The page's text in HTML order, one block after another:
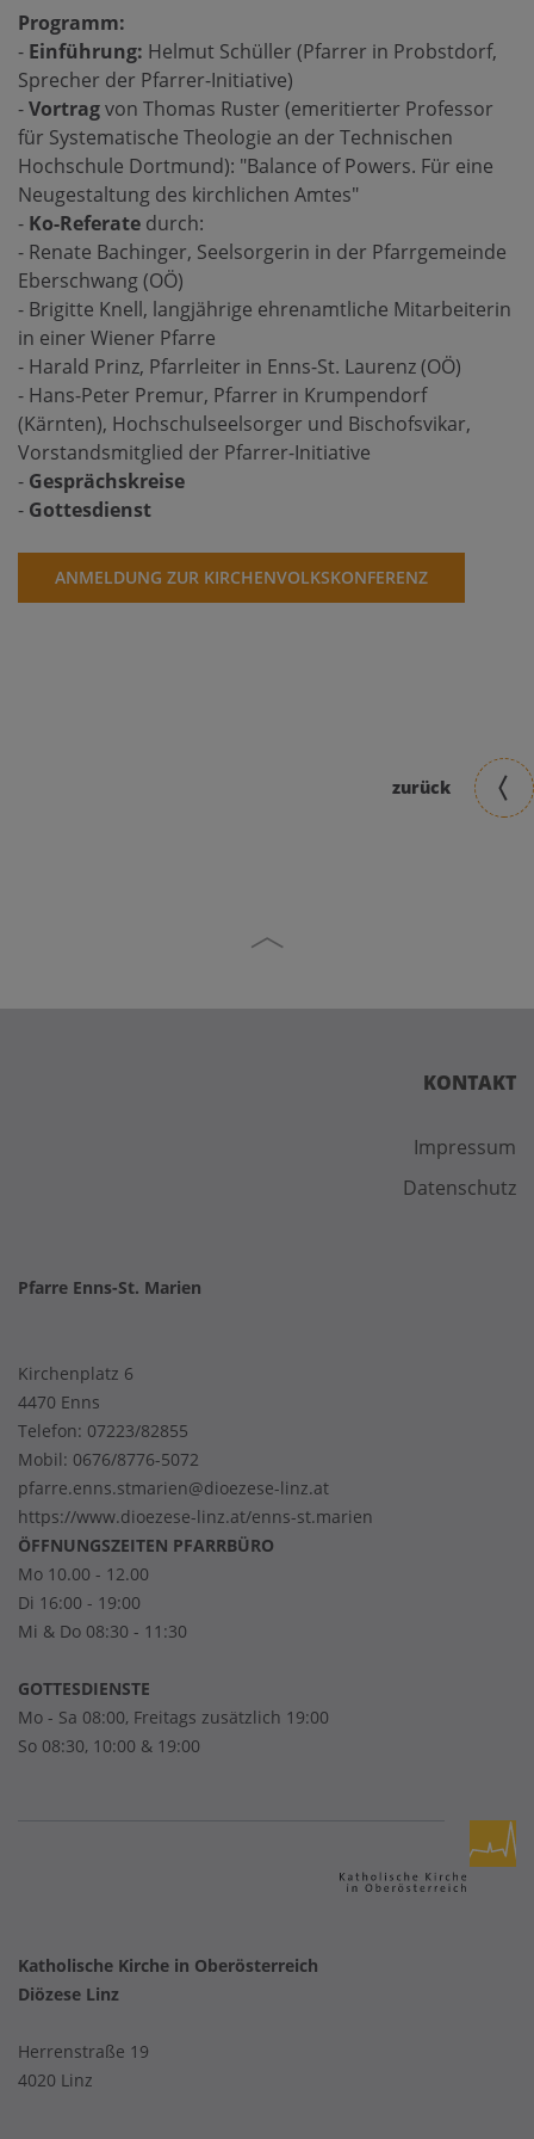
Programm:
- Einführung: Helmut Schüller (Pfarrer in Probstdorf,
Sprecher der Pfarrer-Initiative)
-Vortragvon Thomas Ruster (emeritierter Professor
für Systematische Theologie an der Technischen
Hochschule Dortmund): "Balance of Powers. Für eine
Neugestaltung des kirchlichen Amtes"
- Ko-Referate durch:
- Renate Bachinger, Seelsorgerin in der Pfarrgemeinde
Eberschwang (OÖ)
- Brigitte Knell, langjährige ehrenamtliche Mitarbeiterin
in einer Wiener Pfarre
- Harald Prinz, Pfarrleiter in Enns-St. Laurenz (OÖ)
- Hans-Peter Premur, Pfarrer in Krumpendorf
(Kärnten), Hochschulseelsorger und Bischofsvikar,
Vorstandsmitglied der Pfarrer-Initiative
- Gesprächskreise
- Gottesdienst
ANMELDUNG ZUR KIRCHENVOLKSKONFERENZ
zurück
KONTAKT
Impressum
Datenschutz
Pfarre Enns-St. Marien
Kirchenplatz 6
4470 Enns
Telefon: 07223/82855
Mobil: 0676/8776-5072
pfarre.enns.stmarien@dioezese-linz.at
https://www.dioezese-linz.at/enns-st.marien
ÖFFNUNGSZEITEN PFARRBÜRO
Mo 10.00 - 12.00
Di 16:00 - 19:00
Mi & Do 08:30 - 11:30
GOTTESDIENSTE
Mo - Sa 08:00, Freitags zusätzlich 19:00
So 08:30, 10:00 & 19:00
Katholische Kirche in Oberösterreich
Diözese Linz
Herrenstraße 19
4020 Linz